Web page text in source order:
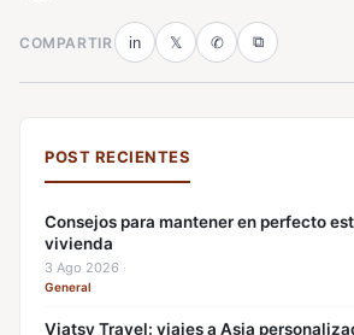
COMPARTIR in 𝕏 ✆ ⧉
POST RECIENTES
Consejos para mantener en perfecto
vivienda
3 Ago 2026 ·
General
Viatsy Travel: viajes a Asia